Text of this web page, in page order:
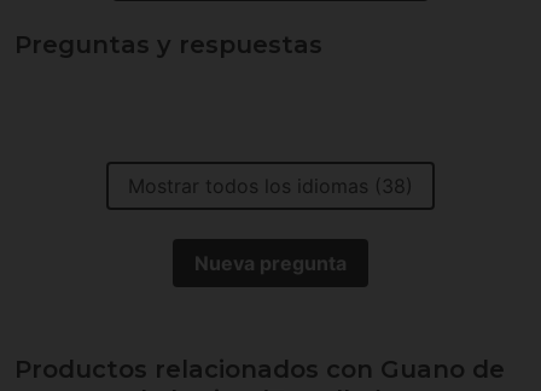
Preguntas y respuestas
Mostrar todos los idiomas (38)
Nueva pregunta
Productos relacionados con Guano de